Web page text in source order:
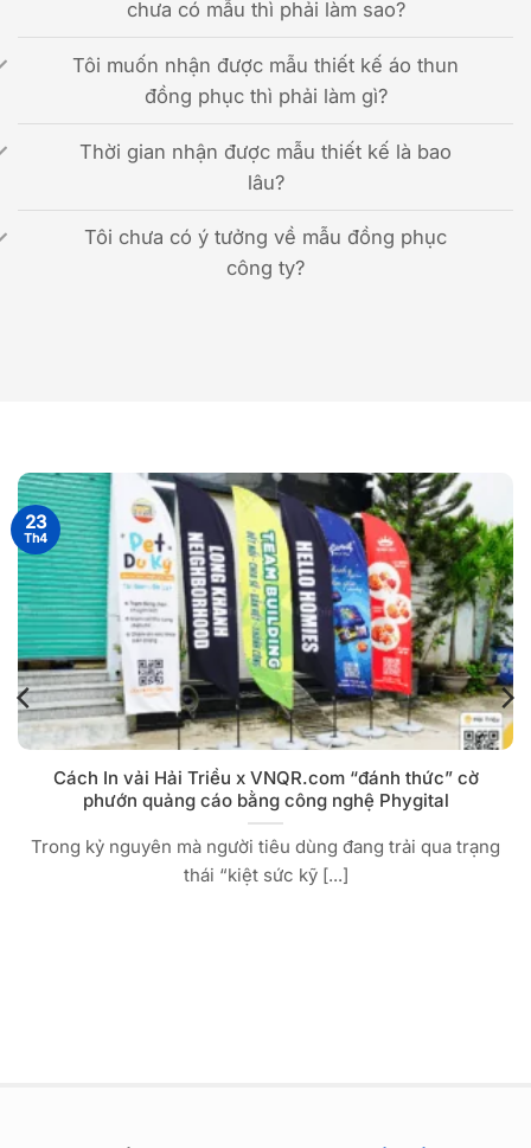
chưa có mẫu thì phải làm sao?
Tôi muốn nhận được mẫu thiết kế áo thun
đồng phục thì phải làm gì?
Thời gian nhận được mẫu thiết kế là bao
lâu?
Tôi chưa có ý tưởng về mẫu đồng phục
công ty?
Cách In vải Hải Triều x VNQR.com “đánh thức” cờ
phướn quảng cáo bằng công nghệ Phygital
Trong kỷ nguyên mà người tiêu dùng đang trải qua trạng
thái “kiệt sức kỹ [...]
23
Th4